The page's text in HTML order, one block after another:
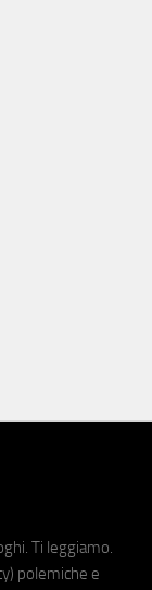
Ti leggiamo.
polemiche e